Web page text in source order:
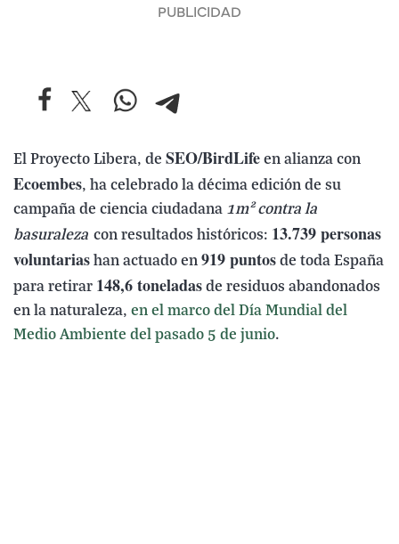
El Proyecto Libera, de SEO/BirdLife en alianza con
Ecoembes, ha celebrado la décima edición de su
campaña de ciencia ciudadana 1m² contra la
basuraleza con resultados históricos: 13.739 personas
voluntarias han actuado en 919 puntos de toda España
para retirar 148,6 toneladas de residuos abandonados
en la naturaleza, en el marco del Día Mundial del
Medio Ambiente del pasado 5 de junio.